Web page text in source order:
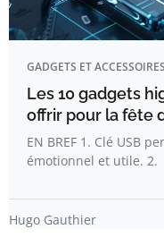
GADGETS ET ACCESSOIRES
Les 10 gadgets
offrir pour la fête
EN BREF 1. Clé USB
émotionnel et utile. 2.
Hugo Gauthier